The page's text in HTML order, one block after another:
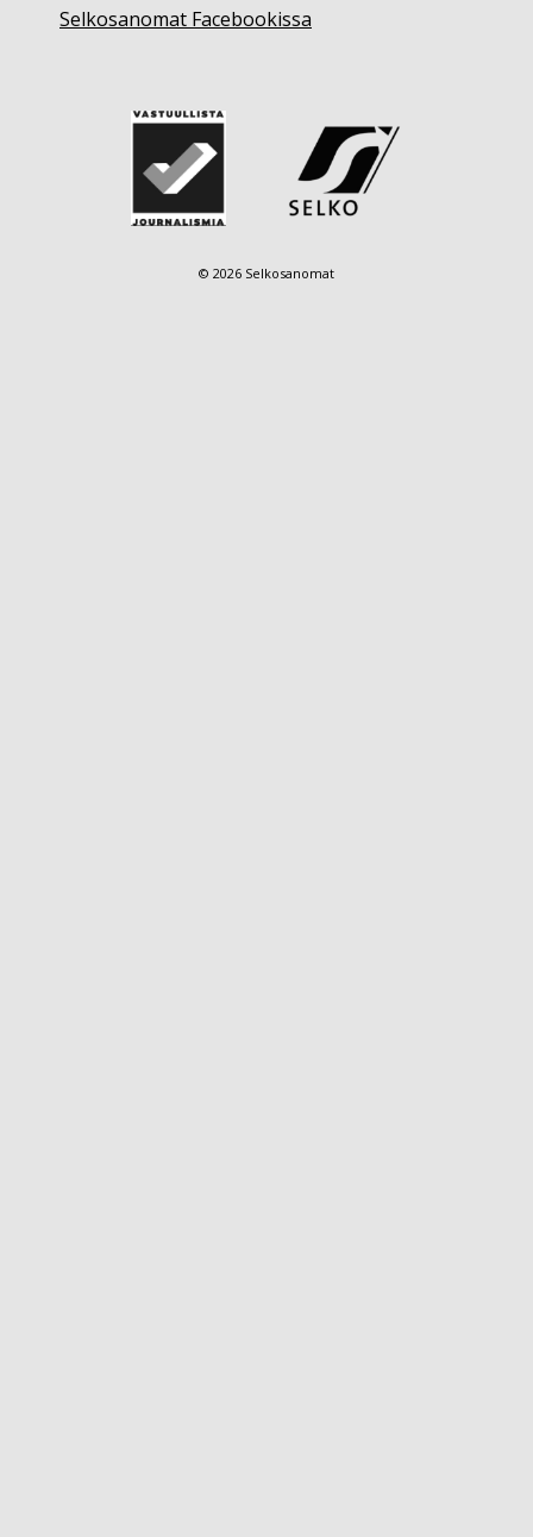
Selkosanomat Facebookissa
© 2026 Selkosanomat